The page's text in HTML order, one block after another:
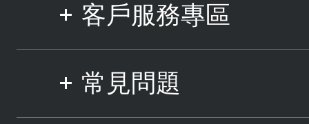
客戶服務專區
常見問題